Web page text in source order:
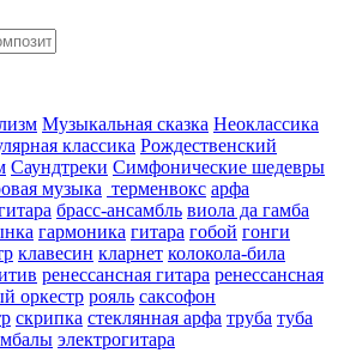
Музыкальная сказка Неоклассика
классика Рождественский
Саундтреки Симфонические шедевры
музыка терменвокс арфа
брасс-ансамбль виола да гамба
гармоника гитара гобой гонги
клавесин кларнет колокола-била
ренессансная гитара ренессансная
оркестр рояль саксофон
скрипка стеклянная арфа труба туба
электрогитара